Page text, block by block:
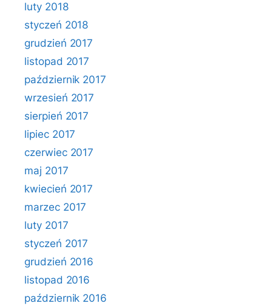
luty 2018
styczeń 2018
grudzień 2017
listopad 2017
październik 2017
wrzesień 2017
sierpień 2017
lipiec 2017
czerwiec 2017
maj 2017
kwiecień 2017
marzec 2017
luty 2017
styczeń 2017
grudzień 2016
listopad 2016
październik 2016